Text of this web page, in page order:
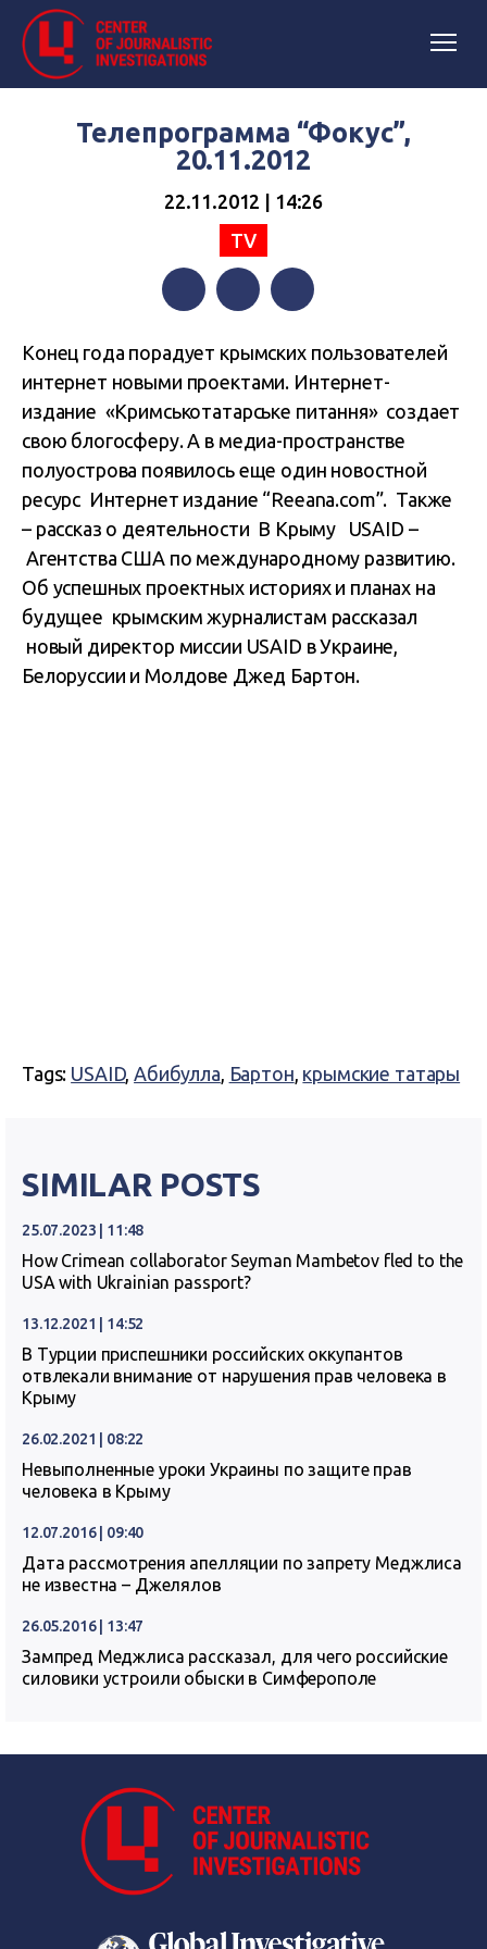
Телепрограмма “Фокус”,
20.11.2012
22.11.2012 | 14:26
TV
Конец года порадует крымских пользователей
интернет новыми проектами. Интернет-
издание «Кримськотатарське питання» создает
свою блогосферу. А в медиа-пространстве
полуострова появилось еще один новостной
ресурс Интернет издание “Reeana.com”. Также
– рассказ о деятельности В Крыму USAID –
Агентства США по международному развитию.
Об успешных проектных историях и планах на
будущее крымским журналистам рассказал
новый директор миссии USAID в Украине,
Белоруссии и Молдове Джед Бартон.
Tags: USAID,Абибулла, Бартон, крымские татары
SIMILAR POSTS
25.07.2023 | 11:48
How Crimean collaborator Seyman Mambetov fled to the
USA with Ukrainian passport?
13.12.2021 | 14:52
В Турции приспешники российских оккупантов
отвлекали внимание от нарушения прав человека в
Крыму
26.02.2021 | 08:22
Невыполненные уроки Украины по защите прав
человека в Крыму
12.07.2016 | 09:40
Дата рассмотрения апелляции по запрету Меджлиса
не известна – Джелялов
26.05.2016 | 13:47
Зампред Меджлиса рассказал, для чего российские
силовики устроили обыски в Симферополе